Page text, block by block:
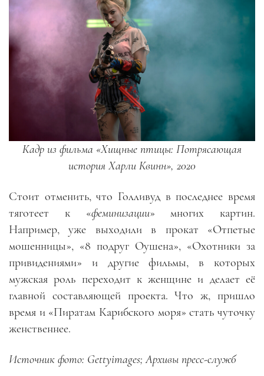
Кадр из фильма «Хищные птицы: Потрясающая
история Харли Квинн», 2020
Стоит отменить, что Голливуд в последнее время
тяготеет к «феминизации» многих картин.
Например, уже выходили в прокат «Отпетые
мошенницы», «8 подруг Оушена», «Охотники за
привидениями» и другие фильмы, в которых
мужская роль переходит к женщине и делает её
главной составляющей проекта. Что ж, пришло
время и «Пиратам Карибского моря» стать чуточку
женственнее.
Источник фото: Gettyimages; Архивы пресс-служб